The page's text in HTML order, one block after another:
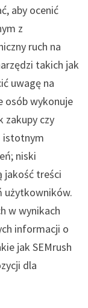
aby ocenić
z
ruch na
takich jak
uwagę na
osób wykonuje
zakupy czy
istotnym
niski
jakość treści
użytkowników.
w wynikach
informacji o
jak SEMrush
dla